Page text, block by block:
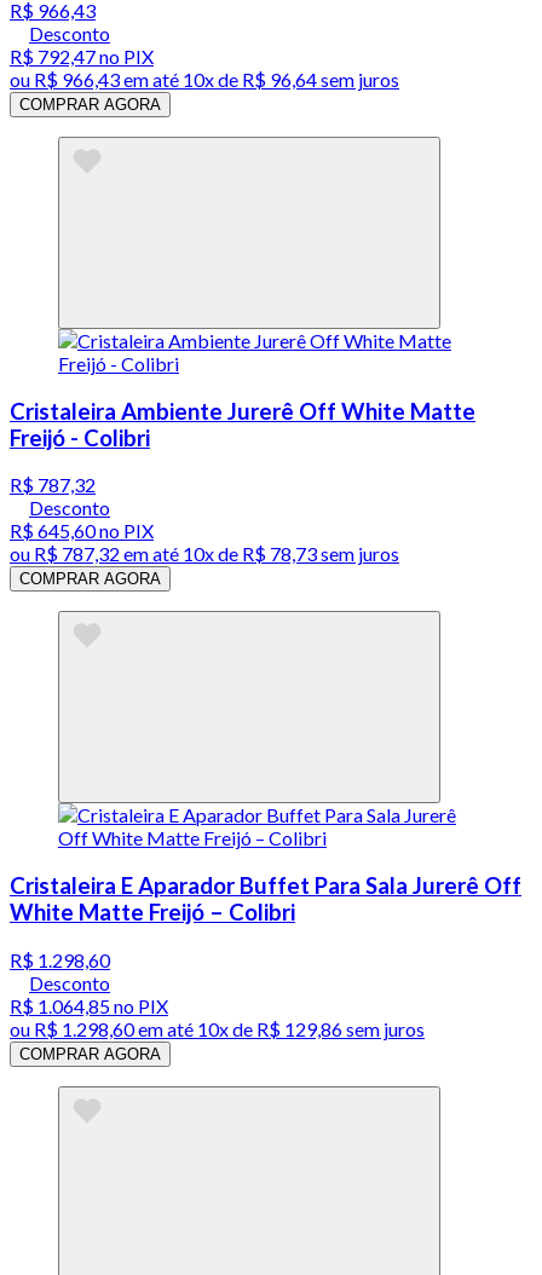
R$ 966,43
Desconto
R$ 792,47no PIX
ou R$ 966,43em até 10x de R$ 96,64 sem juros
COMPRAR AGORA
Cristaleira Ambiente Jurerê Off White Matte
Freijó - Colibri
R$ 787,32
Desconto
R$ 645,60no PIX
ou R$ 787,32 em até 10x de R$ 78,73 sem juros
COMPRAR AGORA
Cristaleira E Aparador Buffet Para Sala Jurerê Off
White Matte Freijó – Colibri
R$ 1.298,60
Desconto
R$ 1.064,85no PIX
ou R$ 1.298,60em até 10x de R$ 129,86 sem juros
COMPRAR AGORA